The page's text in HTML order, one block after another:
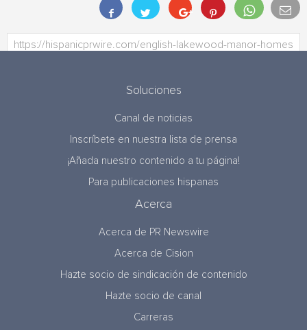
Soluciones
Canal de noticias
Inscríbete en nuestra lista de prensa
¡Añada nuestro contenido a tu página!
Para publicaciones hispanas
Acerca
Acerca de PR Newswire
Acerca de Cision
Hazte socio de sindicación de contenido
Hazte socio de canal
Carreras